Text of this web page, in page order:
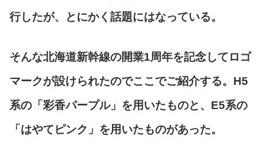
行したが、とにかく話題にはなっている。
そんな北海道新幹線の開業1周年を記念してロゴ
マークが設けられたのでここでご紹介する。H5
系の「彩香パープル」を用いたものと、E5系の
「はやてピンク」を用いたものがあった。